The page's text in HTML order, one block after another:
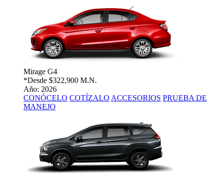
Mirage G4
*Desde $322,900 M.N.
Año: 2026
CONÓCELO COTÍZALO ACCESORIOS PRUEBA DE
MANEJO